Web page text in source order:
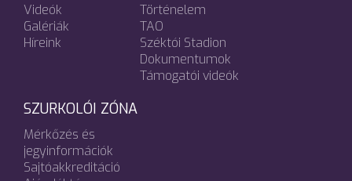
Videók
Galériák
Híreink
Történelem
TAO
Széktói Stadion
Dokumentumok
Támogatói videók
SZURKOLÓI ZÓNA
Mérkőzés és
jegyinformációk
Sajtóakkreditáció